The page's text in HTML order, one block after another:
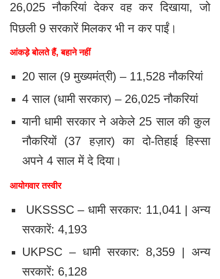
26,025 नौकरियां देकर वह कर दिखाया, जो
पिछली 9 सरकारें मिलकर भी न कर पाईं।
आंकड़े बोलते हैं, बहाने नहीं
20 साल (9 मुख्यमंत्री) – 11,528 नौकरियां
4 साल (धामी सरकार) – 26,025 नौकरियां
यानी धामी सरकार ने अकेले 25 साल की कुल
नौकरियों (37 हज़ार) का दो-तिहाई हिस्सा
अपने 4 साल में दे दिया।
आयोगवार तस्वीर
UKSSSC – धामी सरकार: 11,041 | अन्य
सरकारें: 4,193
UKPSC – धामी सरकार: 8,359 | अन्य
सरकारें: 6,128